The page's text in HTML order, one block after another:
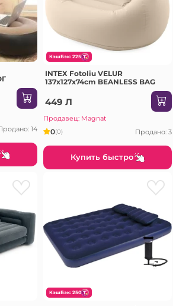
14
КэшБэк: 225
INTEX Fotoliu VELUR
137x127x74cm BEANLESS BAG
449 Л
Продавец: Magnat
0(0) Продано: 3
Купить быстро
КэшБэк: 250